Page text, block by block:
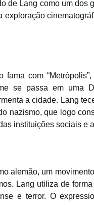
de Lang como um dos
exploração
com
se passa em uma
a cidade. Lang
nazismo, que logo
instituições sociais e
alemão, um
Lang utiliza de
e terror. O